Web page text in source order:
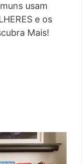
usam
e os
Mais!